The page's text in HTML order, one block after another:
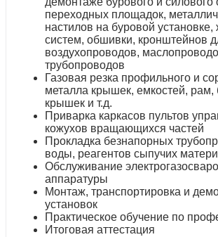
переходных площадок,
настилов на буровой
систем, обшивки, кронштейнов
воздухопроводов,
трубопроводов
Газовая резка профильного и
металла крышек, емкостей, рам,
крышек и т.д.
Приварка каркасов пультов
кожухов вращающихся частей
Прокладка безнапорных
воды, реагентов сыпучих
Обслуживание
аппаратуры
Монтаж, транспортировка и
установок
Практическое обучение по
Итоговая аттестация